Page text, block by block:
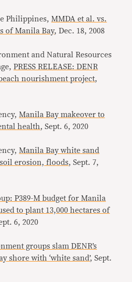
Philippines, MMDA et al. vs.
of Manila Bay, Dec. 18, 2008
and Natural Resources
PRESS RELEASE: DENR
nourishment project,
Manila Bay makeover to
health, Sept. 6, 2020
Manila Bay white sand
erosion, floods, Sept. 7,
P389-M budget for Manila
to plant 13,000 hectares of
6, 2020
groups slam DENR’s
shore with ‘white sand’, Sept.